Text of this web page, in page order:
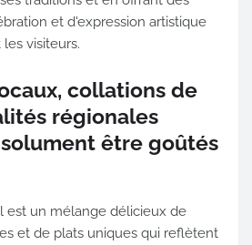
et d'expression artistique
visiteurs.
collations de
régionales
être goûtés
est un mélange délicieux de
et de plats uniques qui reflètent